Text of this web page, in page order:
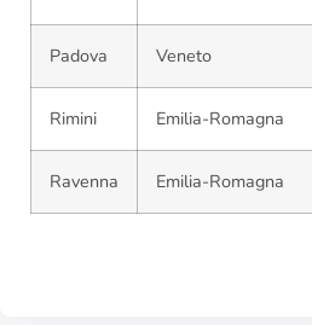
Padova Veneto
Rimini Emilia-Romagna
Ravenna Emilia-Romagna